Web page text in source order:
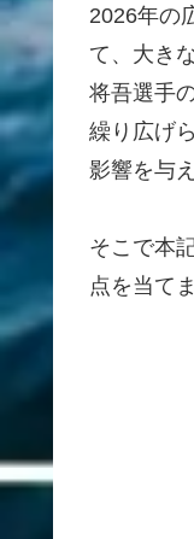
2026年の
て、大き
将吾選手
繰り広げ
影響を与
そこで本
点を当て